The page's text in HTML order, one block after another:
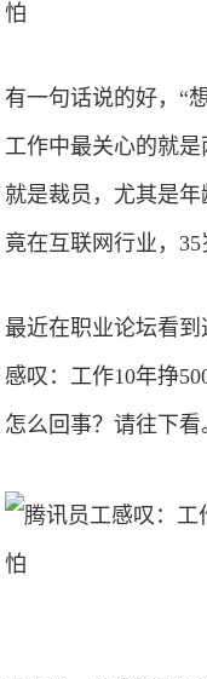
怕
有一句话说的好，“
工作中最关心的就
就是裁员，尤其是
竟在互联网行业，
最近在职业论坛看
感叹：工作10年挣
怎么回事？请往下看